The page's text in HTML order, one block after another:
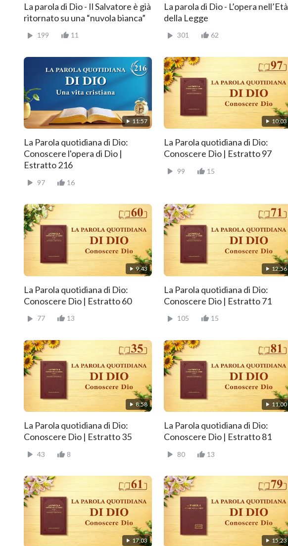
La parola di Dio - Il Salvatore è già
ritornato su una “nuvola bianca”
199 11
La parola di Dio - L’opera nell’Età
della Legge
301 62
11:57
La Parola quotidiana di Dio:
Conoscere l'opera di Dio |
Estratto 216
97 16
10:03
La Parola quotidiana di Dio:
Conoscere Dio | Estratto 97
99 15
9:43
La Parola quotidiana di Dio:
Conoscere Dio | Estratto 60
77 13
12:56
La Parola quotidiana di Dio:
Conoscere Dio | Estratto 71
105 15
8:58
La Parola quotidiana di Dio:
Conoscere Dio | Estratto 35
43 8
11:00
La Parola quotidiana di Dio:
Conoscere Dio | Estratto 81
80 13
17:03 15:23